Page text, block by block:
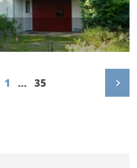
1 ... 35